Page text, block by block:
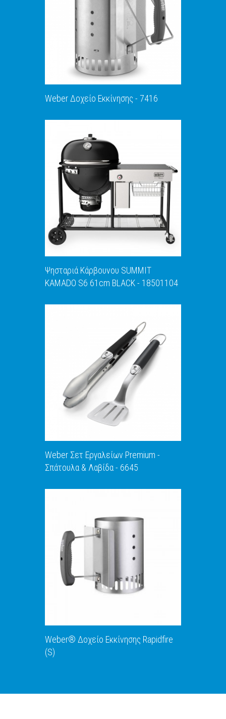
ΑΝΑΚΑΛΥΨΕ ΤΟ
Weber Δοχείο Εκκίνησης - 7416
ΑΝΑΚΑΛΥΨΕ ΤΟ
Ψησταριά Κάρβουνου SUMMIT
KAMADO S6 61cm BLACK - 18501104
ΑΝΑΚΑΛΥΨΕ ΤΟ
Weber Σετ Εργαλείων Premium -
Σπάτουλα & Λαβίδα - 6645
Weber® Δοχείο Εκκίνησης Rapidfire
(S)